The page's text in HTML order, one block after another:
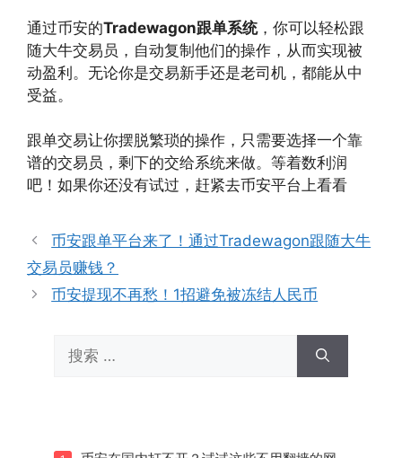
通过币安的Tradewagon跟单系统，你可以轻松跟
随大牛交易员，自动复制他们的操作，从而实现被
动盈利。无论你是交易新手还是老司机，都能从中
受益。
跟单交易让你摆脱繁琐的操作，只需要选择一个靠
谱的交易员，剩下的交给系统来做。等着数利润
吧！如果你还没有试过，赶紧去币安平台上看看
币安跟单平台来了！通过Tradewagon跟随大牛
交易员赚钱？
币安提现不再愁！1招避免被冻结人民币
索：